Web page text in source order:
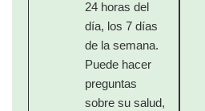
24 horas del
día, los 7 días
de la semana.
Puede hacer
preguntas
sobre su salud,